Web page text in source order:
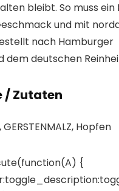
bleibt. So muss ein
und mit
nach Hamburger
dem deutschen
/ Zutaten
Hopfen
{